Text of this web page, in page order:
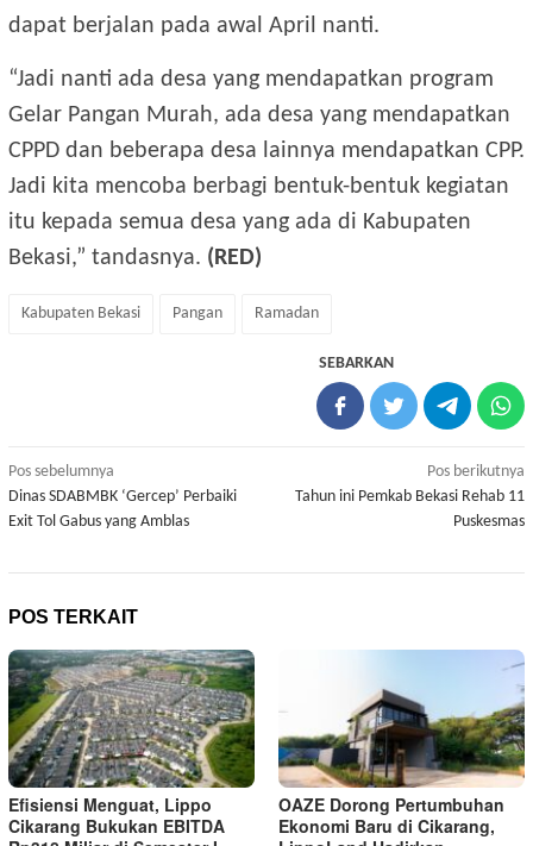
dapat berjalan pada awal April nanti.
“Jadi nanti ada desa yang mendapatkan program
Gelar Pangan Murah, ada desa yang mendapatkan
CPPD dan beberapa desa lainnya mendapatkan CPP.
Jadi kita mencoba berbagi bentuk-bentuk kegiatan
itu kepada semua desa yang ada di Kabupaten
Bekasi,” tandasnya. (RED)
Kabupaten Bekasi Pangan Ramadan
SEBARKAN
Navigasi
pos
Pos sebelumnya
Dinas SDABMBK ‘Gercep’ Perbaiki
Exit Tol Gabus yang Amblas
Pos berikutnya
Tahun ini Pemkab Bekasi Rehab 11
Puskesmas
POS TERKAIT
Efisiensi Menguat, Lippo
Cikarang Bukukan EBITDA
OAZE Dorong Pertumbuhan
Ekonomi Baru di Cikarang,